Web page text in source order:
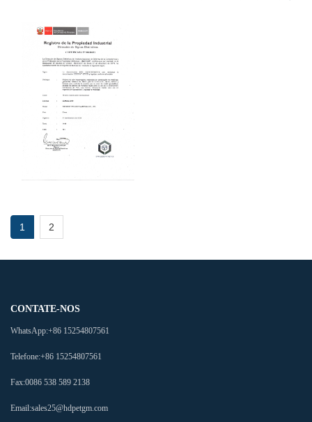
1 2
CONTATE-NOS
WhatsApp:+86 15254807561
Telefone:+86 15254807561
Fax:0086 538 589 2138
Email:sales25@hdpetgm.com